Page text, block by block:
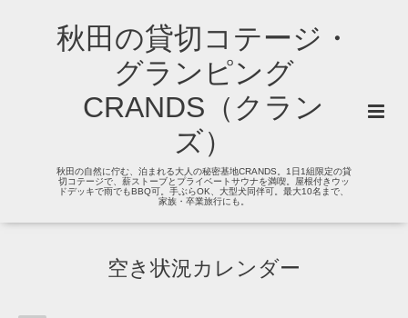
秋田の貸切コテージ・
グランピング
CRANDS（クラン
ズ）
秋田の自然に佇む、泊まれる大人の秘密基地CRANDS。1日1組限定の貸
切コテージで、薪ストーブとプライベートサウナを満喫。屋根付きウッ
ドデッキで雨でもBBQ可。手ぶらOK、大型犬同伴可。最大10名まで、
家族・卒業旅行にも。
空き状況カレンダー